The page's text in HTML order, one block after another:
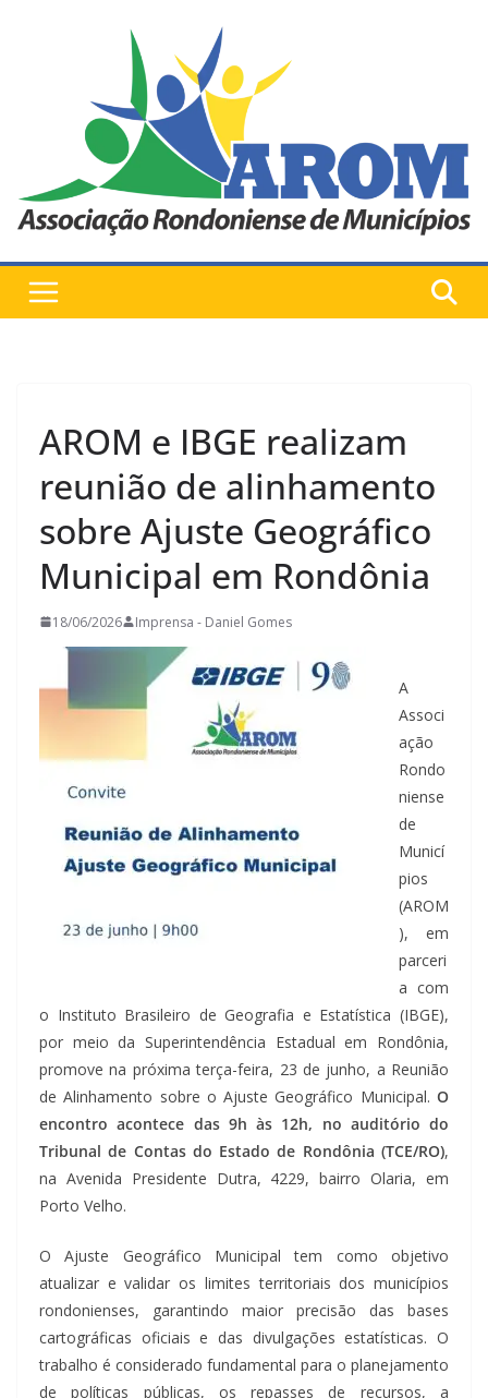
AROM e IBGE realizam
reunião de alinhamento
sobre Ajuste Geográfico
Municipal em Rondônia
18/06/2026 Imprensa - Daniel Gomes
A
Associ
ação
Rondo
niense
de
Municí
pios
(AROM
), em
parceri
a com
o Instituto Brasileiro de Geografia e Estatística (IBGE),
por meio da Superintendência Estadual em Rondônia,
promove na próxima terça-feira, 23 de junho, a Reunião
de Alinhamento sobre o Ajuste Geográfico Municipal. O
encontro acontece das 9h às 12h, no auditório do
Tribunal de Contas do Estado de Rondônia (TCE/RO),
na Avenida Presidente Dutra, 4229, bairro Olaria, em
Porto Velho.
O Ajuste Geográfico Municipal tem como objetivo
atualizar e validar os limites territoriais dos municípios
rondonienses, garantindo maior precisão das bases
cartográficas oficiais e das divulgações estatísticas. O
trabalho é considerado fundamental para o planejamento
de políticas públicas, os repasses de recursos, a